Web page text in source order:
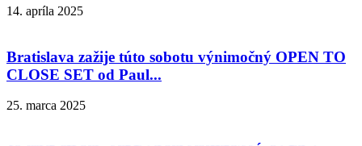
14. apríla 2025
Bratislava zažije túto sobotu výnimočný OPEN TO
CLOSE SET od Paul...
25. marca 2025